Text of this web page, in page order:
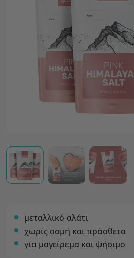
μεταλλικό αλάτι
χωρίς οσμή και πρόσθετα
για μαγείρεμα και ψήσιμο